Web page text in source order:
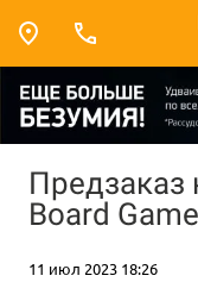
Предзаказ
Board
11 июл 2023 18:26